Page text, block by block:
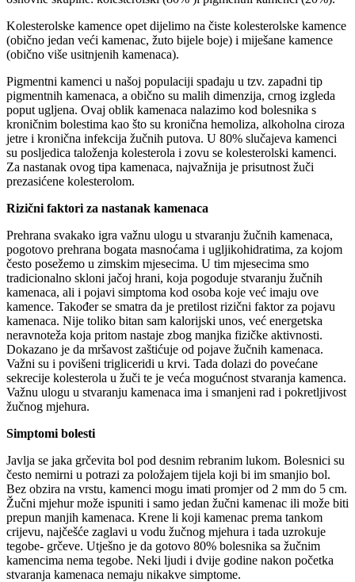
Kolesterolske kamence opet dijelimo na čiste kolesterolske kamence
(obično jedan veći kamenac, žuto bijele boje) i miješane kamence
(obično više usitnjenih kamenaca).
Pigmentni kamenci u našoj populaciji spadaju u tzv. zapadni tip
pigmentnih kamenaca, a obično su malih dimenzija, crnog izgleda
poput ugljena. Ovaj oblik kamenaca nalazimo kod bolesnika s
kroničnim bolestima kao što su kronična hemoliza, alkoholna ciroza
jetre i kronična infekcija žučnih putova. U 80% slučajeva kamenci
su posljedica taloženja kolesterola i zovu se kolesterolski kamenci.
Za nastanak ovog tipa kamenaca, najvažnija je prisutnost žuči
prezasićene kolesterolom.
Rizični faktori za nastanak kamenaca
Prehrana svakako igra važnu ulogu u stvaranju žučnih kamenaca,
pogotovo prehrana bogata masnoćama i ugljikohidratima, za kojom
često posežemo u zimskim mjesecima. U tim mjesecima smo
tradicionalno skloni jačoj hrani, koja pogoduje stvaranju žučnih
kamenaca, ali i pojavi simptoma kod osoba koje već imaju ove
kamence. Također se smatra da je pretilost rizični faktor za pojavu
kamenaca. Nije toliko bitan sam kalorijski unos, već energetska
neravnoteža koja pritom nastaje zbog manjka fizičke aktivnosti.
Dokazano je da mršavost zaštićuje od pojave žučnih kamenaca.
Važni su i povišeni trigliceridi u krvi. Tada dolazi do povećane
sekrecije kolesterola u žuči te je veća mogućnost stvaranja kamenca.
Važnu ulogu u stvaranju kamenaca ima i smanjeni rad i pokretljivost
žučnog mjehura.
Simptomi bolesti
Javlja se jaka grčevita bol pod desnim rebranim lukom. Bolesnici su
često nemirni u potrazi za položajem tijela koji bi im smanjio bol.
Bez obzira na vrstu, kamenci mogu imati promjer od 2 mm do 5 cm.
Žučni mjehur može ispuniti i samo jedan žučni kamenac ili može biti
prepun manjih kamenaca. Krene li koji kamenac prema tankom
crijevu, najčešće zaglavi u vodu žučnog mjehura i tada uzrokuje
tegobe- grčeve. Utješno je da gotovo 80% bolesnika sa žučnim
kamencima nema tegobe. Neki ljudi i dvije godine nakon početka
stvaranja kamenaca nemaju nikakve simptome.